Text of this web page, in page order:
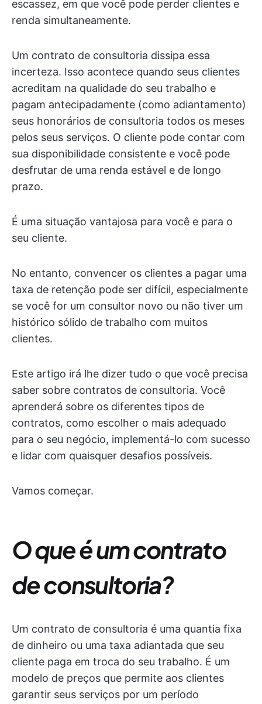
escassez, em que você pode perder clientes e
renda simultaneamente.
Um contrato de consultoria dissipa essa
incerteza. Isso acontece quando seus clientes
acreditam na qualidade do seu trabalho e
pagam antecipadamente (como adiantamento)
seus honorários de consultoria todos os meses
pelos seus serviços. O cliente pode contar com
sua disponibilidade consistente e você pode
desfrutar de uma renda estável e de longo
prazo.
É uma situação vantajosa para você e para o
seu cliente.
No entanto, convencer os clientes a pagar uma
taxa de retenção pode ser difícil, especialmente
se você for um consultor novo ou não tiver um
histórico sólido de trabalho com muitos
clientes.
Este artigo irá lhe dizer tudo o que você precisa
saber sobre contratos de consultoria. Você
aprenderá sobre os diferentes tipos de
contratos, como escolher o mais adequado
para o seu negócio, implementá-lo com sucesso
e lidar com quaisquer desafios possíveis.
Vamos começar.
O que é um contrato
de consultoria?
Um contrato de consultoria é uma quantia fixa
de dinheiro ou uma taxa adiantada que seu
cliente paga em troca do seu trabalho. É um
modelo de preços que permite aos clientes
garantir seus serviços por um período